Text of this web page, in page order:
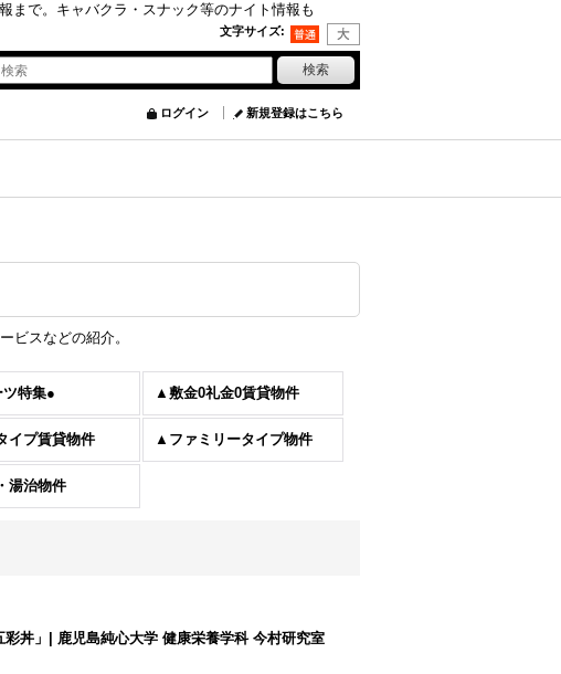
まで。キャバクラ・スナック等のナイト情報も
文字サイズ:
ログイン 新規登録はこちら
ビスなどの紹介。
特集● ▲敷金0礼金0賃貸物件
イプ賃貸物件 ▲ファミリータイプ物件
湯治物件
彩丼」| 鹿児島純心大学 健康栄養学科 今村研究室